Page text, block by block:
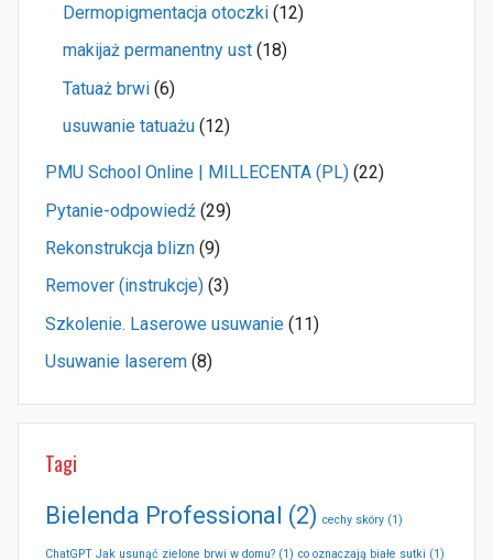
Dermopigmentacja otoczki (12)
makijaż permanentny ust (18)
Tatuaż brwi (6)
usuwanie tatuażu (12)
PMU School Online | MILLECENTA (PL) (22)
Pytanie-odpowiedź (29)
Rekonstrukcja blizn (9)
Remover (instrukcje) (3)
Szkolenie. Laserowe usuwanie (11)
Usuwanie laserem (8)
Tagi
Bielenda Professional (2) cechy skóry (1)
ChatGPT Jak usunąć zielone brwi w domu? (1) co oznaczają białe sutki (1)